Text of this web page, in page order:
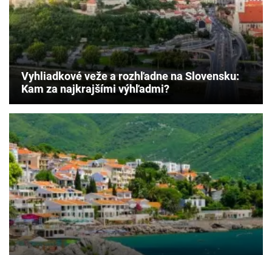
Vyhliadkové veže a rozhľadne na Slovensku:
Kam za najkrajšími výhľadmi?